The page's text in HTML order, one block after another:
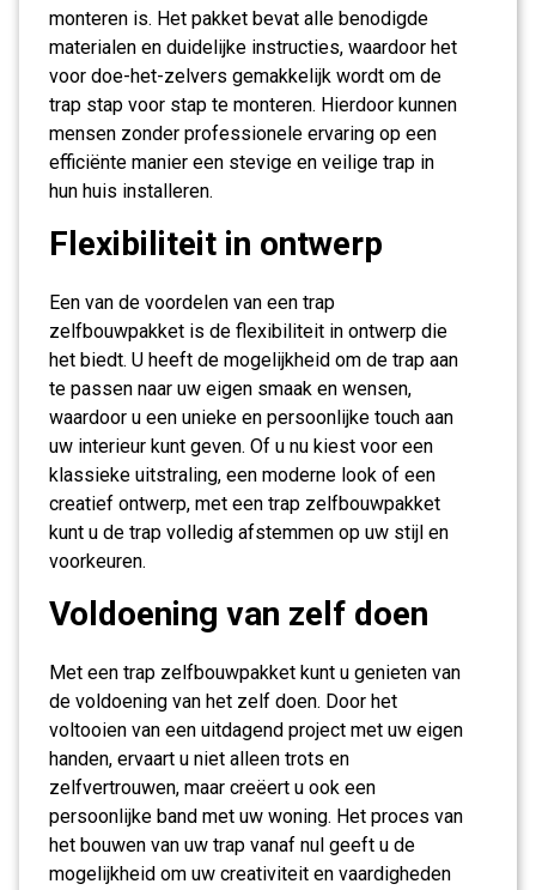
monteren is. Het pakket bevat alle benodigde
materialen en duidelijke instructies, waardoor het
voor doe-het-zelvers gemakkelijk wordt om de
trap stap voor stap te monteren. Hierdoor kunnen
mensen zonder professionele ervaring op een
efficiënte manier een stevige en veilige trap in
hun huis installeren.
Flexibiliteit in ontwerp
Een van de voordelen van een trap
zelfbouwpakket is de flexibiliteit in ontwerp die
het biedt. U heeft de mogelijkheid om de trap aan
te passen naar uw eigen smaak en wensen,
waardoor u een unieke en persoonlijke touch aan
uw interieur kunt geven. Of u nu kiest voor een
klassieke uitstraling, een moderne look of een
creatief ontwerp, met een trap zelfbouwpakket
kunt u de trap volledig afstemmen op uw stijl en
voorkeuren.
Voldoening van zelf doen
Met een trap zelfbouwpakket kunt u genieten van
de voldoening van het zelf doen. Door het
voltooien van een uitdagend project met uw eigen
handen, ervaart u niet alleen trots en
zelfvertrouwen, maar creëert u ook een
persoonlijke band met uw woning. Het proces van
het bouwen van uw trap vanaf nul geeft u de
mogelijkheid om uw creativiteit en vaardigheden